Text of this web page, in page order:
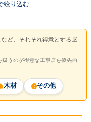
絞り込む
ど、それぞれ得意とする屋
うのが得意な工事店を優先的
木材 その他